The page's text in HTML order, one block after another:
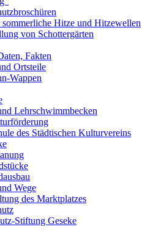
Hitze und Hitzewellen
von Schottergärten
Fakten
Ortsteile
Wappen
Lehrschwimmbecken
des Städtischen Kulturvereins
Wege
des Marktplatzes
Stiftung Geseke